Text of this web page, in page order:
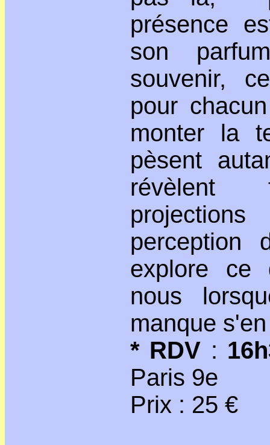
présence
son
souvenir,
pour
monter la
pèsent
révèlent
perception
explore ce
nous
manque
* RDV :
Paris 9e
Prix : 25 €